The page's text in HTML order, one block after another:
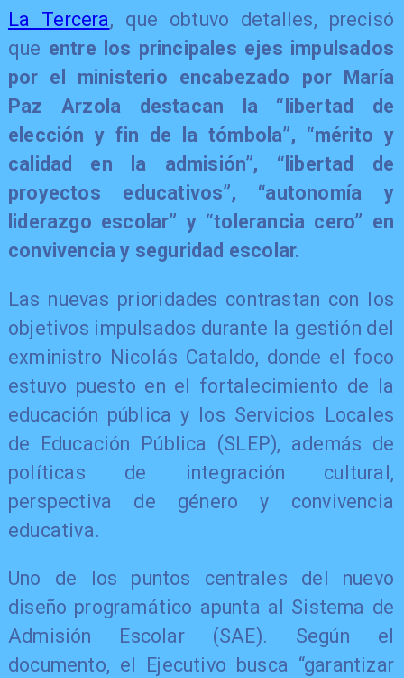
La Tercera, que obtuvo detalles, precisó
que entre los principales ejes impulsados
por el ministerio encabezado por María
Paz Arzola destacan la “libertad de
elección y fin de la tómbola”, “mérito y
calidad en la admisión”, “libertad de
proyectos educativos”, “autonomía y
liderazgo escolar” y “tolerancia cero” en
convivencia y seguridad escolar.
Las nuevas prioridades contrastan con los
objetivos impulsados durante la gestión del
exministro Nicolás Cataldo, donde el foco
estuvo puesto en el fortalecimiento de la
educación pública y los Servicios Locales
de Educación Pública (SLEP), además de
políticas de integración cultural,
perspectiva de género y convivencia
educativa.
Uno de los puntos centrales del nuevo
diseño programático apunta al Sistema de
Admisión Escolar (SAE). Según el
documento, el Ejecutivo busca “garantizar